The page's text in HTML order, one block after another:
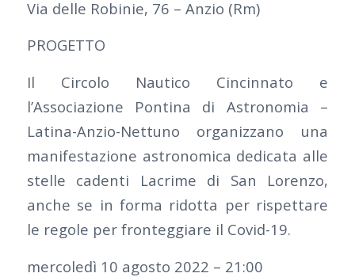
Via delle Robinie, 76 – Anzio (Rm)
PROGETTO
Il Circolo Nautico Cincinnato e
l’Associazione Pontina di Astronomia –
Latina-Anzio-Nettuno organizzano una
manifestazione astronomica dedicata alle
stelle cadenti Lacrime di San Lorenzo,
anche se in forma ridotta per rispettare
le regole per fronteggiare il Covid-19.
mercoledì 10 agosto 2022 – 21:00